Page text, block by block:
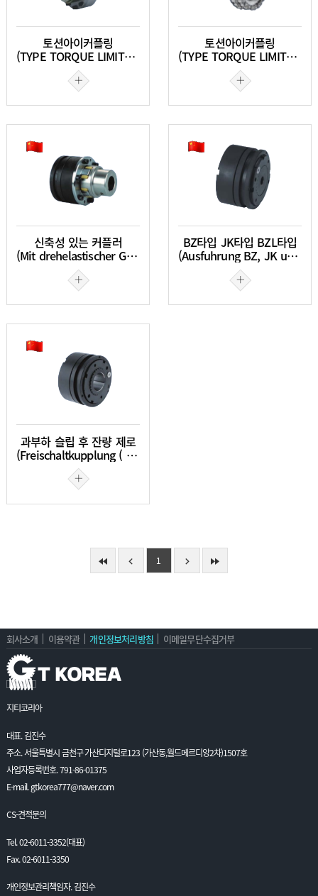
토션아이커플링
(TYPE TORQUE LIMITER COUPLING)
토션아이커플링
(TYPE TORQUE LIMITER COUPLING)
신축성 있는 커플러
(Mit drehelastischer GTCK-JTA-SL)
BZ타입 JK타입 BZL타입
(Ausfuhrung BZ, JK und BZL)
과부하 슬립 후 잔량 제로
(Freischaltkupplung ( lasttrennend ))
1
회사소개 이용약관 개인정보처리방침 이메일무단수집거부
지티코리아
대표. 김진수
주소. 서울특별시 금천구 가산디지털로123 (가산동,월드메르디앙2차)1507호
사업자등록번호. 791-86-01375
E-mail. gtkorea777@naver.com
CS-견적문의
Tel. 02-6011-3352(대표)
Fax. 02-6011-3350
개인정보관리책임자. 김진수